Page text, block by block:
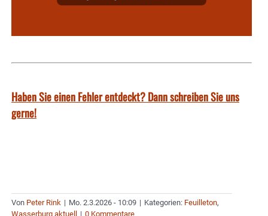
Haben Sie einen Fehler entdeckt? Dann schreiben Sie uns
gerne!
Von Peter Rink | Mo. 2.3.2026 - 10:09 | Kategorien: Feuilleton,
Wasserburg aktuell | 0 Kommentare